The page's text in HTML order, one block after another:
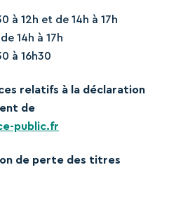
à 12h et de 14h à 17h
14h à 17h
à 16h30
relatifs à la déclaration
de
public.fr
de perte des titres